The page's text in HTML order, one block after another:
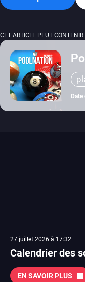
CET ARTICLE PEUT
27 juillet 2026 à 17:32
Calendrier des
EN SAVOIR PLUS